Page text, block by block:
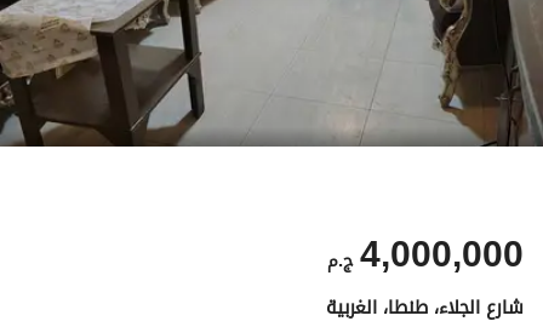
ج.م4,000,000
شارع الجلاء، طنطا، الغربية